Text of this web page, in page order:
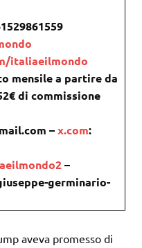
italiaeilmondo
mensile a partire da
di commissione
–x.com:
–
germinario-
aveva promesso di